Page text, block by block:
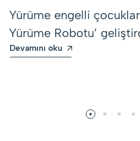
Yürüme engelli
Yürüme Robotu’
Devamını oku